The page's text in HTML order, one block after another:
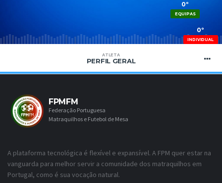
0º
EQUIPAS
0º
INDIVIDUAL
ATLETA
PERFIL GERAL
FPMFM
Federação Portuguesa
Matraquilhos e Futebol de Mesa
A plataforma tecnológica é flexível e expansível. A FPM quer estar na
vanguarda para melhor servir a comunidade dos matraquilhos em
Portugal, como é sua vocação natural.